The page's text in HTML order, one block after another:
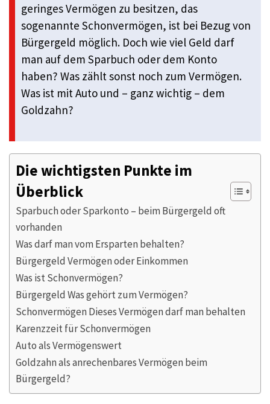
geringes Vermögen zu besitzen, das
sogenannte Schonvermögen, ist bei Bezug von
Bürgergeld möglich. Doch wie viel Geld darf
man auf dem Sparbuch oder dem Konto
haben? Was zählt sonst noch zum Vermögen.
Was ist mit Auto und – ganz wichtig – dem
Goldzahn?
Die wichtigsten Punkte im
Überblick
Sparbuch oder Sparkonto – beim Bürgergeld oft
vorhanden
Was darf man vom Ersparten behalten?
Bürgergeld Vermögen oder Einkommen
Was ist Schonvermögen?
Bürgergeld Was gehört zum Vermögen?
Schonvermögen Dieses Vermögen darf man behalten
Karenzzeit für Schonvermögen
Auto als Vermögenswert
Goldzahn als anrechenbares Vermögen beim
Bürgergeld?